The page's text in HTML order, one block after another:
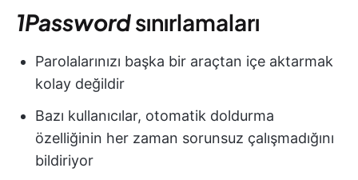
1Passwordsınırlamaları
Parolalarınızı başka bir araçtan içe aktarmak
kolay değildir
Bazı kullanıcılar, otomatik doldurma
özelliğinin her zaman sorunsuz çalışmadığını
bildiriyor